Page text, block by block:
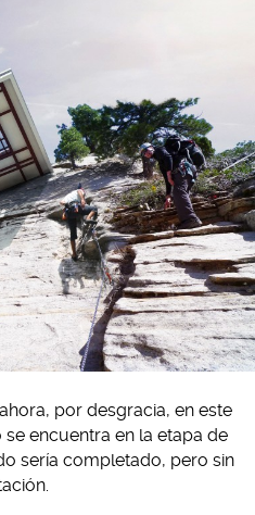
por desgracia, en este
encuentra en la etapa de
sería completado, pero sin